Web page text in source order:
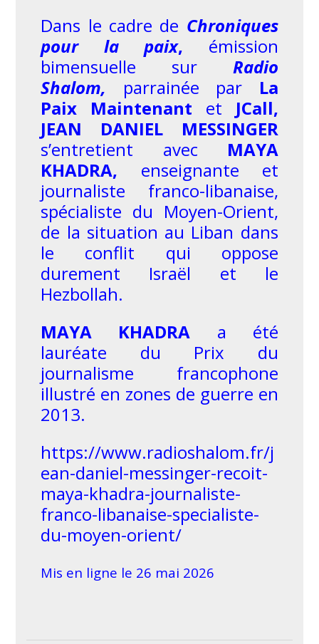
Dans le cadre de Chroniques
pour la paix, émission
bimensuelle sur Radio
Shalom, parrainée par La
Paix Maintenant et JCall,
JEAN DANIEL MESSINGER
s’entretient avec MAYA
KHADRA, enseignante et
journaliste franco-libanaise,
spécialiste du Moyen-Orient,
de la situation au Liban dans
le conflit qui oppose
durement Israël et le
Hezbollah.
MAYA KHADRA a été
lauréate du Prix du
journalisme francophone
illustré en zones de guerre en
2013.
https://www.radioshalom.fr/j
ean-daniel-messinger-recoit-
maya-khadra-journaliste-
franco-libanaise-specialiste-
du-moyen-orient/
Mis en ligne le 26 mai 2026